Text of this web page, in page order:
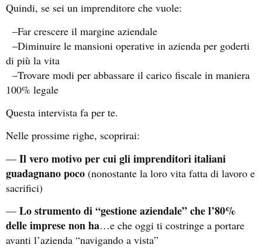
Quindi, se sei un imprenditore che vuole:
–Far crescere il margine aziendale
–Diminuire le mansioni operative in azienda per goderti
di più la vita
–Trovare modi per abbassare il carico fiscale in maniera
100% legale
Questa intervista fa per te.
Nelle prossime righe, scoprirai:
— Il vero motivo per cui gli imprenditori italiani
guadagnano poco (nonostante la loro vita fatta di lavoro e
sacrifici)
— Lo strumento di “gestione aziendale” che l’80%
delle imprese non ha…e che oggi ti costringe a portare
avanti l’azienda “navigando a vista”